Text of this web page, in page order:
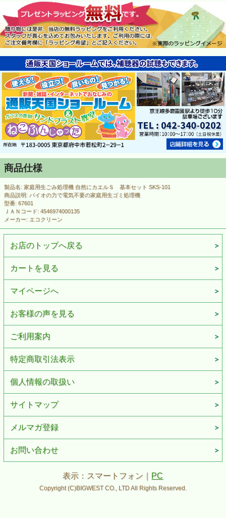
商品仕様
製品名: 家庭用生ごみ処理機 自然にカエルＳ 基本セット SKS-101
商品説明: バイオの力で電気不要の家庭用生ゴミ処理機
型番: 67601
ＪＡＮコード: 4546974000135
メーカー: エコクリーン
お店のトップへ戻る
カートを見る
マイページへ
お客様の声を見る
ご利用案内
特定商取引法表示
個人情報の取扱い
サイトマップ
メルマガ登録
お問い合わせ
表示：スマートフォン｜ PC
Copyright (C)BIGWEST CO., LTD All Rights Reserved.